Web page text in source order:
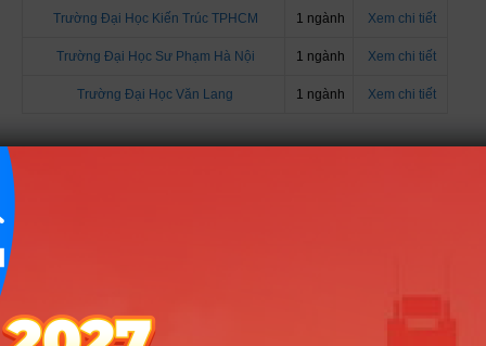
Trường Đại Học Kiến Trúc TPHCM 1 ngành Xem chi tiết
Trường Đại Học Sư Phạm Hà Nội 1 ngành Xem chi tiết
Trường Đại Học Văn Lang 1 ngành Xem chi tiết
Nhóm Truyền thông - Marketing